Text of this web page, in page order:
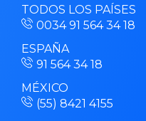
TODOS LOS PAÍSES
0034 91 564 34 18
ESPAÑA
91 564 34 18
MÉXICO
(55) 8421 4155